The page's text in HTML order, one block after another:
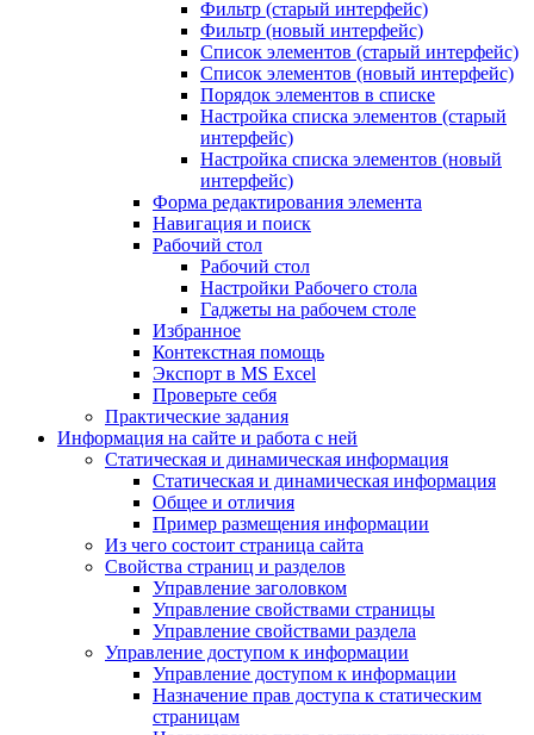
Фильтр (старый интерфейс)
Фильтр (новый интерфейс)
Список элементов (старый интерфейс)
Список элементов (новый интерфейс)
Порядок элементов в списке
Настройка списка элементов (старый
интерфейс)
Настройка списка элементов (новый
интерфейс)
Форма редактирования элемента
Навигация и поиск
Рабочий стол
Рабочий стол
Настройки Рабочего стола
Гаджеты на рабочем столе
Избранное
Контекстная помощь
Экспорт в MS Excel
Проверьте себя
Практические задания
Информация на сайте и работа с ней
Статическая и динамическая информация
Статическая и динамическая информация
Общее и отличия
Пример размещения информации
Из чего состоит страница сайта
Свойства страниц и разделов
Управление заголовком
Управление свойствами страницы
Управление свойствами раздела
Управление доступом к информации
Управление доступом к информации
Назначение прав доступа к статическим
страницам